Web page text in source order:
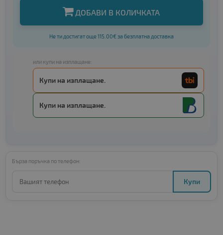
ДОБАВИ В КОЛИЧКАТА
Не ти достигат още 115.00€ за безплатна доставка
или купи на изплащане:
Купи на изплащане.
Купи на изплащане.
Бърза поръчка по телефон:
Купи